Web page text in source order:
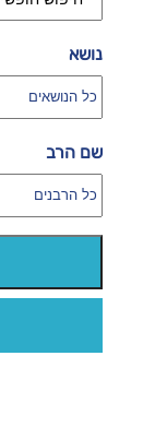
נושא
שם הרב